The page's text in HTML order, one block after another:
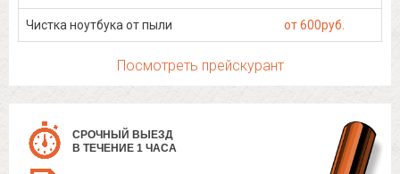
Чистка ноутбука от пыли от 600руб.
Посмотреть прейскурант
СРОЧНЫЙ ВЫЕЗД
В ТЕЧЕНИЕ 1 ЧАСА